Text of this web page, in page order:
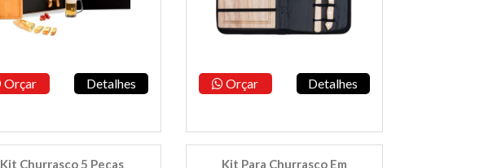
Orçar Detalhes Orçar Detalhes
Kit Churrasco 5 Peças
Kit Para Churrasco Em